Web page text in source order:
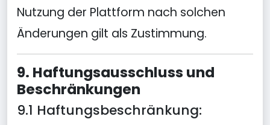
Nutzung der Plattform nach solchen
Änderungen gilt als Zustimmung.
9. Haftungsausschluss und
Beschränkungen
9.1 Haftungsbeschränkung: